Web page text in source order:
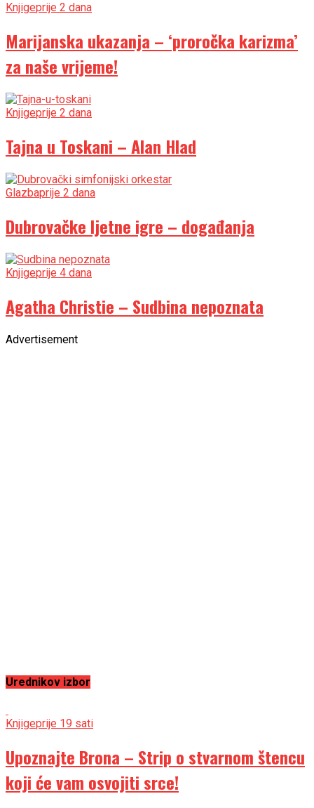
Knjigeprije 2 dana
Marijanska ukazanja – ‘proročka karizma’
za naše vrijeme!
Knjigeprije 2 dana
Tajna u Toskani – Alan Hlad
Glazbaprije 2 dana
Dubrovačke ljetne igre – događanja
Knjigeprije 4 dana
Agatha Christie – Sudbina nepoznata
Advertisement
Urednikov izbor
Knjigeprije 19 sati
Upoznajte Brona – Strip o stvarnom štencu
koji će vam osvojiti srce!